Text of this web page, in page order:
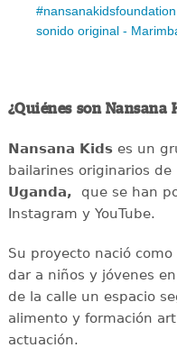
#nansanakidsfoundation
sonido original -
¿Quiénes son Nansana
Nansana Kidses un
bailarines originarios de
Uganda, que se han
Instagram y YouTube.
Su proyecto nació
dar a niños y jóvenes
de la calle un espacio
alimento y formación
actuación.